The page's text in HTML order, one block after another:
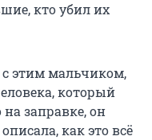
кто убил их
с этим мальчиком,
который
заправке, он
как это всё